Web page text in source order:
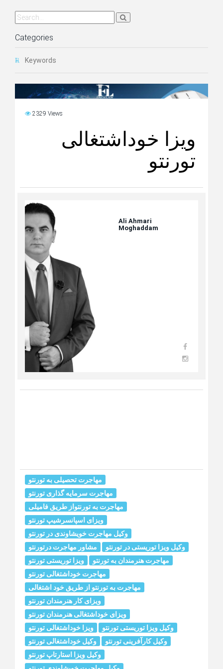
Categories
Keywords
2329 Views
ویزا خوداشتغالی
تورنتو
Ali Ahmari
Moghaddam
مهاجرت تحصیلی به تورنتو
مهاجرت سرمایه گذاری تورنتو
مهاجرت به تورنتواز طریق فامیلی
ویزای اسپانسرشیپ تورنتو
وکیل مهاجرت خويشاوندى در تورنتو
مشاور مهاجرت درتورنتو
وکیل ویزا توریستی در تورنتو
ویزا توریستی تورنتو
مهاجرت هنرمندان به تورنتو
مهاجرت خوداشتغالی تورنتو
مهاجرت به تورنتو از طریق خود اشتغالی
ویزای کار هنرمندان تورنتو
ویزای خوداشتغالی هنرمندان تورنتو
ویزا خوداشتغالی تورنتو
وکیل ویزا توریستی تورنتو
وکیل خوداشتغالی تورنتو
وکیل کارآفرینی تورنتو
وکیل ویزا استارتاپ تورنتو